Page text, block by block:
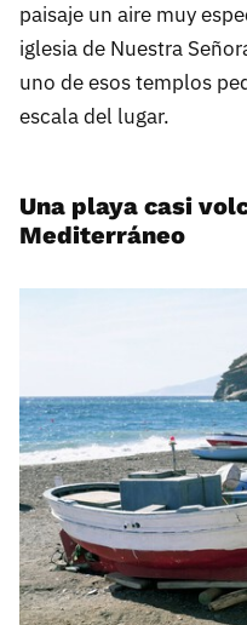
paisaje un aire muy
iglesia de Nuestra
uno de esos templos
escala del lugar.
Una playa casi
Mediterráneo